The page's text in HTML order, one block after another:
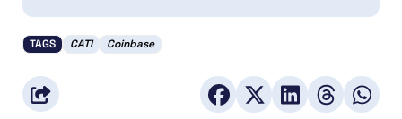
TAGS CATI Coinbase